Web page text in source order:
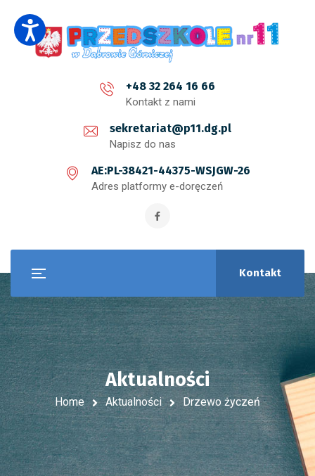
+48 32 264 16 66
Kontakt z nami
sekretariat@p11.dg.pl
Napisz do nas
AE:PL-38421-44375-WSJGW-26
Adres platformy e-doręczeń
Kontakt
Aktualności
Home Aktualności Drzewo życzeń